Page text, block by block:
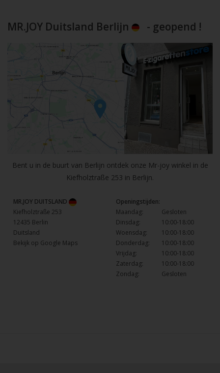
MR.JOY Duitsland Berlijn - geopend !
Bent u in de buurt van Berlijn ontdek onze Mr-joy winkel in de
Kiefholztraße 253 in Berlijn.
MR.JOY DUITSLAND
Kiefholztraße 253
12435 Berlin
Duitsland
Bekijk op Google Maps
Openingstijden:
Maandag:
Gesloten
Dinsdag:
10:00-18:00
Woensdag:
10:00-18:00
Donderdag:
10:00-18:00
Vrijdag:
10:00-18:00
Zaterdag:
10:00-18:00
Zondag:
Gesloten